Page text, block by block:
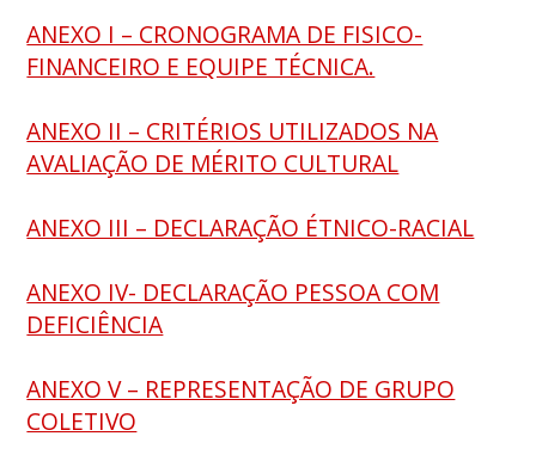
ANEXO I – CRONOGRAMA DE FISICO-
FINANCEIRO E EQUIPE TÉCNICA.
ANEXO II – CRITÉRIOS UTILIZADOS NA
AVALIAÇÃO DE MÉRITO CULTURAL
ANEXO III – DECLARAÇÃO ÉTNICO-RACIAL
ANEXO IV- DECLARAÇÃO PESSOA COM
DEFICIÊNCIA
ANEXO V – REPRESENTAÇÃO DE GRUPO
COLETIVO